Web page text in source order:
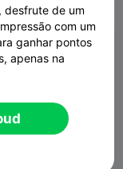

desfrute de um
com um
ganhar pontos
apenas na